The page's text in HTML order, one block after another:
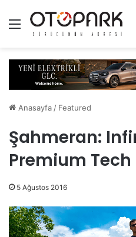
Menü
Anasayfa / Featured
Şahmeran:
Premium Tech
5 Ağustos 2016